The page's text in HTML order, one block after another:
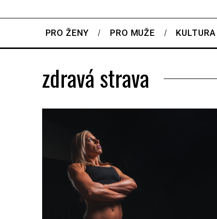
PRO ŽENY PRO MUŽE KULTURA
zdravá strava